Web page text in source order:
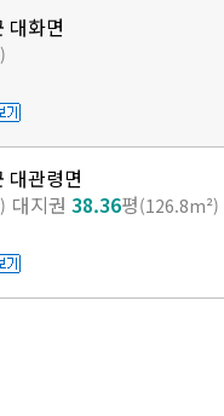
대화면
대관령면
대지권 38.36평(126.8m²)